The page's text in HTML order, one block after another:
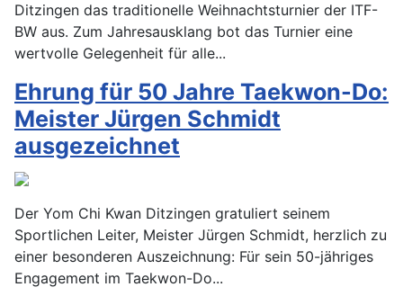
Ditzingen das traditionelle Weihnachtsturnier der ITF-
BW aus. Zum Jahresausklang bot das Turnier eine
wertvolle Gelegenheit für alle...
Ehrung für 50 Jahre Taekwon-Do:
Meister Jürgen Schmidt
ausgezeichnet
Der Yom Chi Kwan Ditzingen gratuliert seinem
Sportlichen Leiter, Meister Jürgen Schmidt, herzlich zu
einer besonderen Auszeichnung: Für sein 50-jähriges
Engagement im Taekwon-Do...